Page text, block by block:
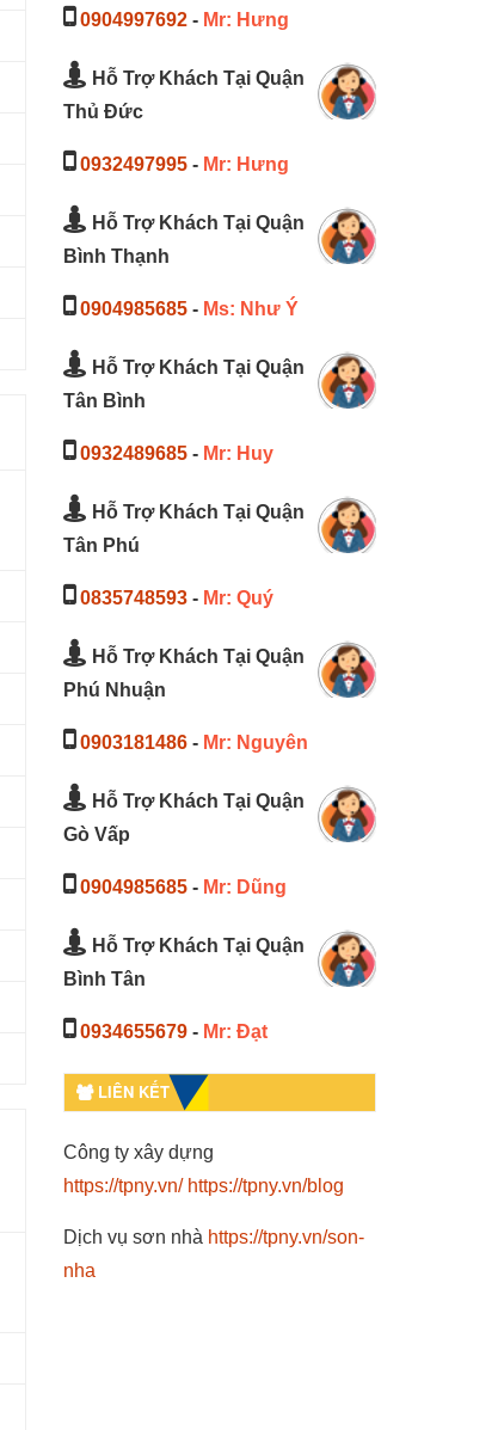
0904997692- Mr: Hưng
Hỗ Trợ Khách Tại Quận
Thủ Đức
0932497995- Mr: Hưng
Hỗ Trợ Khách Tại Quận
Bình Thạnh
0904985685- Ms: Như Ý
Hỗ Trợ Khách Tại Quận
Tân Bình
0932489685- Mr: Huy
Hỗ Trợ Khách Tại Quận
Tân Phú
0835748593- Mr: Quý
Hỗ Trợ Khách Tại Quận
Phú Nhuận
0903181486- Mr: Nguyên
Hỗ Trợ Khách Tại Quận
Gò Vấp
0904985685- Mr: Dũng
Hỗ Trợ Khách Tại Quận
Bình Tân
0934655679- Mr: Đạt
LIÊN KẾT
Công ty xây dựng
https://tpny.vn/ https://tpny.vn/blog
Dịch vụ sơn nhà https://tpny.vn/son-
nha